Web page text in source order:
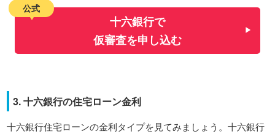
公式
十六銀行で
仮審査を申し込む
3. 十六銀行の住宅ローン金利
十六銀行住宅ローンの金利タイプを見てみましょう。十六銀行